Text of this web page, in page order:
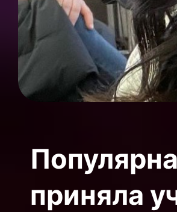
приняла